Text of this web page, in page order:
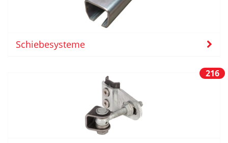
Schiebesysteme
216